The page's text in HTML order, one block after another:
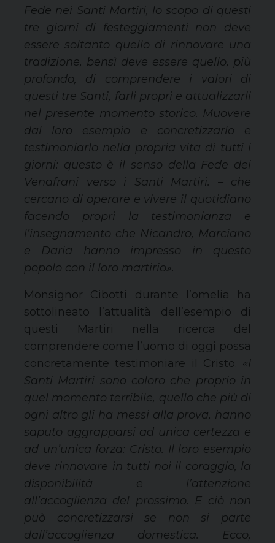
Fede nei Santi Martiri, lo scopo di questi
tre giorni di festeggiamenti non deve
essere soltanto quello di rinnovare una
tradizione, bensì deve essere quello, più
profondo, di comprendere i valori di
questi tre Santi, farli propri e attualizzarli
nel presente momento storico. Muovere
dal loro esempio e concretizzarlo e
testimoniarlo nella propria vita di tutti i
giorni: questo è il senso della Fede dei
Venafrani verso i Santi Martiri. – che
cercano di operare e vivere il quotidiano
facendo propri la testimonianza e
l’insegnamento che Nicandro, Marciano
e Daria hanno impresso in questo
popolo con il loro martirio».
Monsignor Cibotti durante l’omelia ha
sottolineato l’attualità dell’esempio di
questi Martiri nella ricerca del
comprendere come l’uomo di oggi possa
concretamente testimoniare il Cristo. «I
Santi Martiri sono coloro che proprio in
quel momento terribile, quello che più di
ogni altro gli ha messi alla prova, hanno
saputo aggrapparsi ad unica certezza e
ad un’unica forza: Cristo. Il loro esempio
deve rinnovare in tutti noi il coraggio, la
disponibilità e l’attenzione
all’accoglienza del prossimo. E ciò non
può concretizzarsi se non si parte
dall’accoglienza domestica. Ecco,